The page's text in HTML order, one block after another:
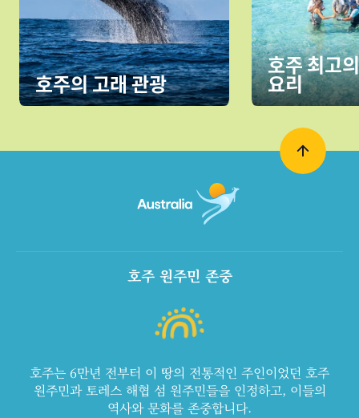
호주의 고래 관광
호주 최고
요리
호주 원주민 존중
호주는 6만년 전부터 이 땅의 전통적인 주인이었던 호주
원주민과 토레스 해협 섬 원주민들을 인정하고, 이들의
역사와 문화를 존중합니다.